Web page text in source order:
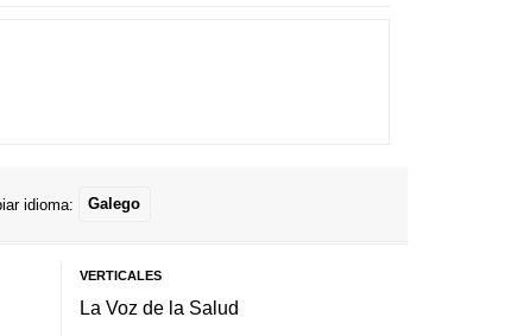
idioma: Galego
VERTICALES
La Voz de la Salud